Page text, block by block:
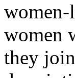
women
they